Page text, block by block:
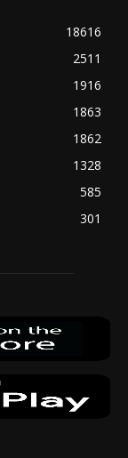
18616
2511
1916
1863
1862
1328
585
301